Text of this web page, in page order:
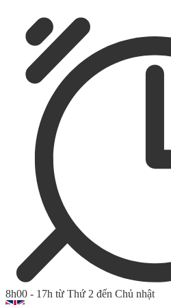
8h00 - 17h từ Thứ 2 đến Chủ nhật